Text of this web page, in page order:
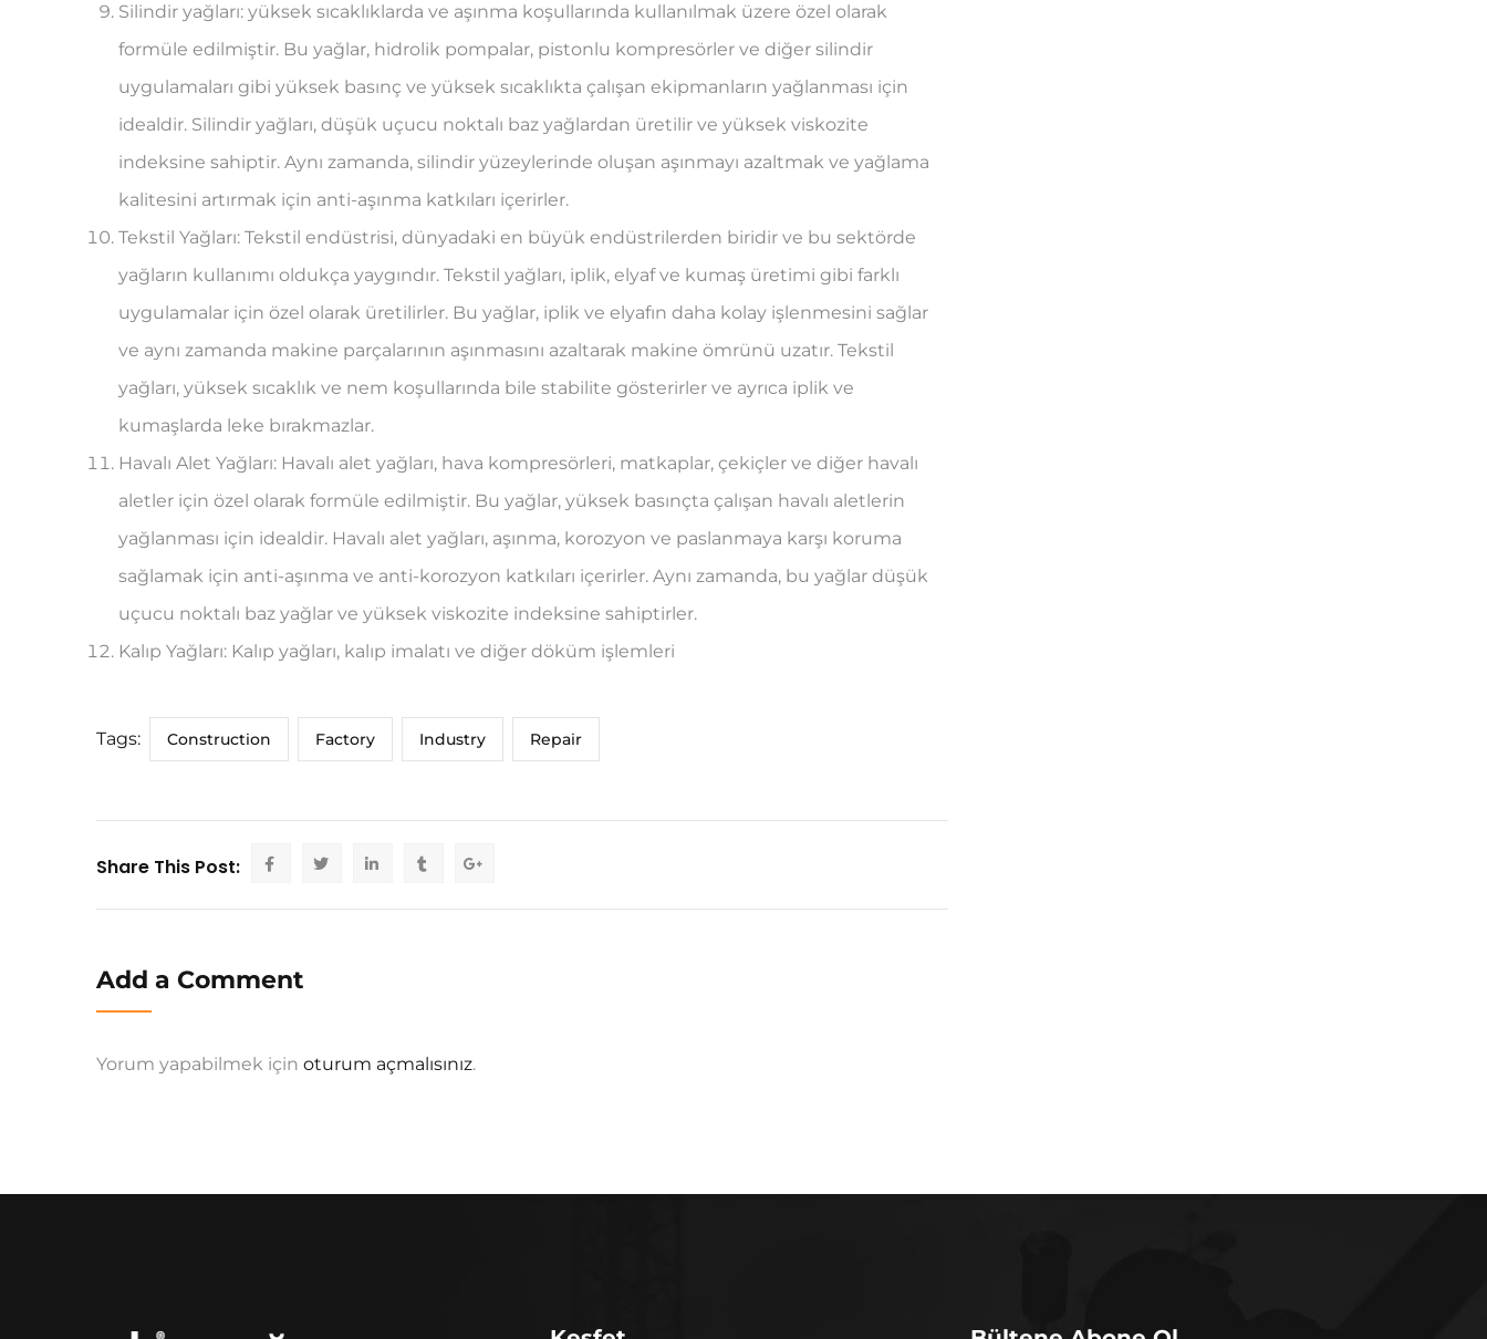
Silindir yağları: yüksek sıcaklıklarda ve aşınma koşullarında kullanılmak üzere özel olarak
formüle edilmiştir. Bu yağlar, hidrolik pompalar, pistonlu kompresörler ve diğer silindir
uygulamaları gibi yüksek basınç ve yüksek sıcaklıkta çalışan ekipmanların yağlanması için
idealdir. Silindir yağları, düşük uçucu noktalı baz yağlardan üretilir ve yüksek viskozite
indeksine sahiptir. Aynı zamanda, silindir yüzeylerinde oluşan aşınmayı azaltmak ve yağlama
kalitesini artırmak için anti-aşınma katkıları içerirler.
Tekstil Yağları: Tekstil endüstrisi, dünyadaki en büyük endüstrilerden biridir ve bu sektörde
yağların kullanımı oldukça yaygındır. Tekstil yağları, iplik, elyaf ve kumaş üretimi gibi farklı
uygulamalar için özel olarak üretilirler. Bu yağlar, iplik ve elyafın daha kolay işlenmesini sağlar
ve aynı zamanda makine parçalarının aşınmasını azaltarak makine ömrünü uzatır. Tekstil
yağları, yüksek sıcaklık ve nem koşullarında bile stabilite gösterirler ve ayrıca iplik ve
kumaşlarda leke bırakmazlar.
Havalı Alet Yağları: Havalı alet yağları, hava kompresörleri, matkaplar, çekiçler ve diğer havalı
aletler için özel olarak formüle edilmiştir. Bu yağlar, yüksek basınçta çalışan havalı aletlerin
yağlanması için idealdir. Havalı alet yağları, aşınma, korozyon ve paslanmaya karşı koruma
sağlamak için anti-aşınma ve anti-korozyon katkıları içerirler. Aynı zamanda, bu yağlar düşük
uçucu noktalı baz yağlar ve yüksek viskozite indeksine sahiptirler.
Kalıp Yağları: Kalıp yağları, kalıp imalatı ve diğer döküm işlemleri
Tags: Construction Factory Industry Repair
Share This Post:
Add a Comment
Yorum yapabilmek için oturum açmalısınız.